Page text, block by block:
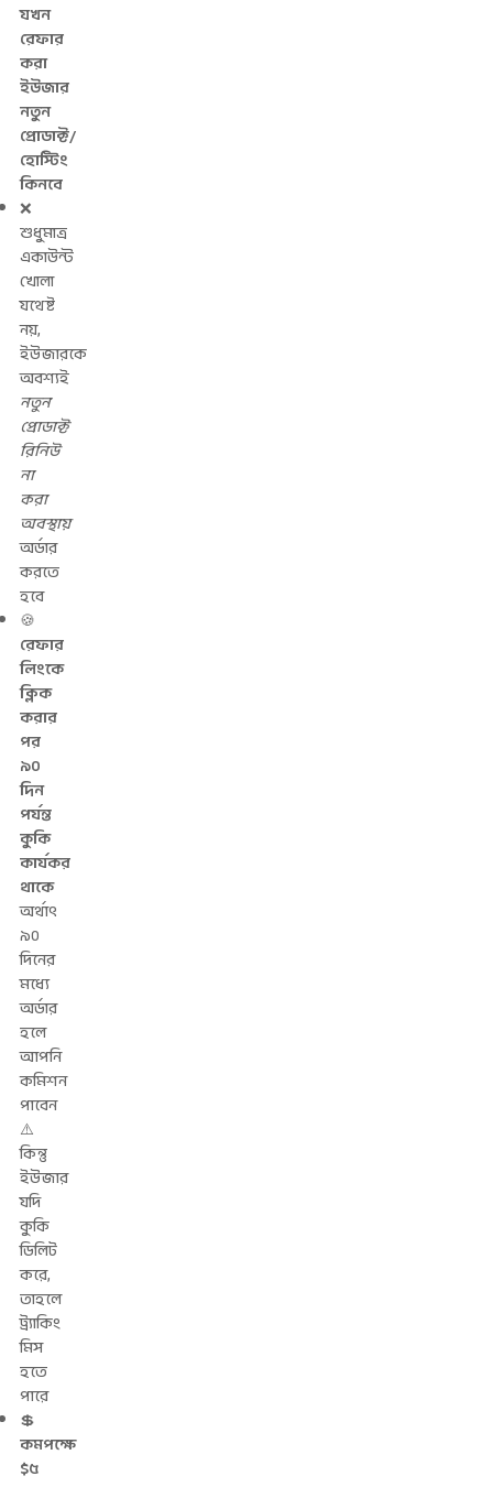
যখন
রেফার
করা
ইউজার
নতুন
প্রোডাক্ট/
হোস্টিং
কিনবে
❌
শুধুমাত্র
একাউন্ট
খোলা
যথেষ্ট
নয়,
ইউজারকে
অবশ্যই
নতুন
প্রোডাক্ট
রিনিউ
না
করা
অবস্থায়
অর্ডার
করতে
হবে
🍪
রেফার
লিংকে
ক্লিক
করার
পর
৯০
দিন
পর্যন্ত
কুকি
কার্যকর
থাকে
অর্থাৎ
৯০
দিনের
মধ্যে
অর্ডার
হলে
আপনি
কমিশন
পাবেন
⚠️
কিন্তু
ইউজার
যদি
কুকি
ডিলিট
করে,
তাহলে
ট্র্যাকিং
মিস
হতে
পারে
💲
কমপক্ষে
$৫